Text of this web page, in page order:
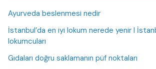
Ayurveda beslenmesi nedir
İstanbul’da en iyi lokum nerede yenir I
lokumcuları
Gıdaları doğru saklamanın püf noktaları